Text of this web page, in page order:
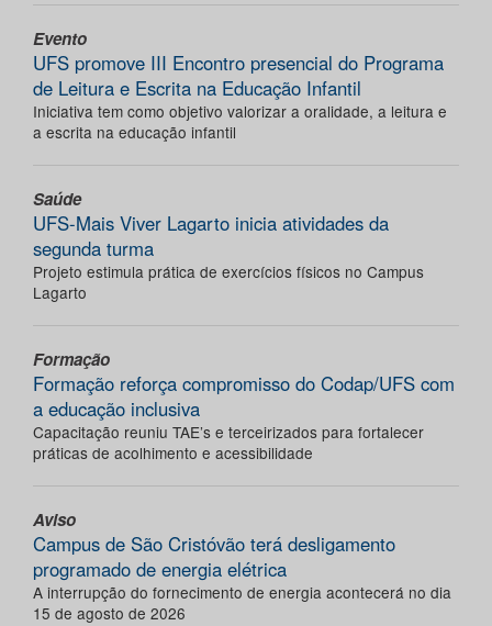
Evento
UFS promove III Encontro presencial do Programa
de Leitura e Escrita na Educação Infantil
Iniciativa tem como objetivo valorizar a oralidade, a leitura e
a escrita na educação infantil
Saúde
UFS-Mais Viver Lagarto inicia atividades da
segunda turma
Projeto estimula prática de exercícios físicos no Campus
Lagarto
Formação
Formação reforça compromisso do Codap/UFS com
a educação inclusiva
Capacitação reuniu TAE’s e terceirizados para fortalecer
práticas de acolhimento e acessibilidade
Aviso
Campus de São Cristóvão terá desligamento
programado de energia elétrica
A interrupção do fornecimento de energia acontecerá no dia
15 de agosto de 2026